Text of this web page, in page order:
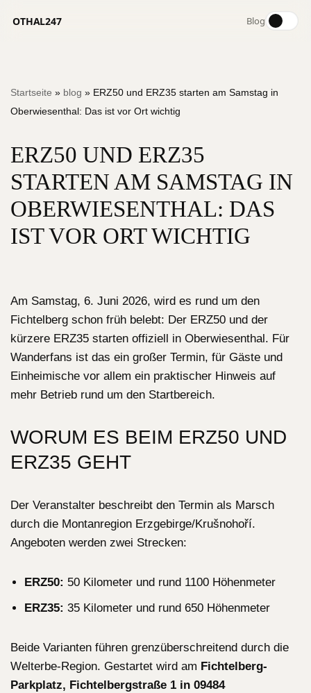
OTHAL247 Blog
Inhalt
springen
Startseite » blog » ERZ50 und ERZ35 starten am Samstag in
Oberwiesenthal: Das ist vor Ort wichtig
ERZ50 UND ERZ35
STARTEN AM SAMSTAG IN
OBERWIESENTHAL: DAS
IST VOR ORT WICHTIG
Am Samstag, 6. Juni 2026, wird es rund um den
Fichtelberg schon früh belebt: Der ERZ50 und der
kürzere ERZ35 starten offiziell in Oberwiesenthal. Für
Wanderfans ist das ein großer Termin, für Gäste und
Einheimische vor allem ein praktischer Hinweis auf
mehr Betrieb rund um den Startbereich.
WORUM ES BEIM ERZ50 UND
ERZ35 GEHT
Der Veranstalter beschreibt den Termin als Marsch
durch die Montanregion Erzgebirge/Krušnohoří.
Angeboten werden zwei Strecken:
ERZ50: 50 Kilometer und rund 1100 Höhenmeter
ERZ35: 35 Kilometer und rund 650 Höhenmeter
Beide Varianten führen grenzüberschreitend durch die
Welterbe-Region. Gestartet wird am Fichtelberg-
Parkplatz, Fichtelbergstraße 1 in 09484